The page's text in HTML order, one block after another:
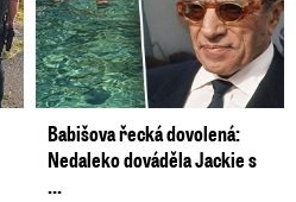
Babišova řecká dovolená:
Nedaleko dováděla Jackie s
...